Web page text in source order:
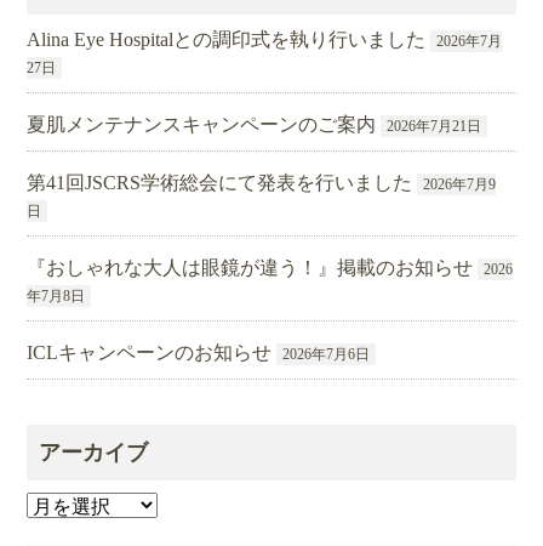
Alina Eye Hospitalとの調印式を執り行いました
2026年7月
27日
夏肌メンテナンスキャンペーンのご案内 2026年7月21日
第41回JSCRS学術総会にて発表を行いました
2026年7月9
日
『おしゃれな大人は眼鏡が違う！』掲載のお知らせ
2026
年7月8日
ICLキャンペーンのお知らせ 2026年7月6日
アーカイブ
ア